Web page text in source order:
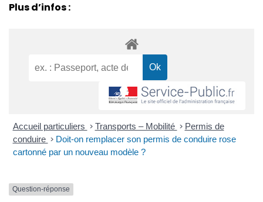
Plus d’infos :
Accueil particuliers > Transports – Mobilité > Permis de
conduire > Doit-on remplacer son permis de conduire rose
cartonné par un nouveau modèle ?
Question-réponse